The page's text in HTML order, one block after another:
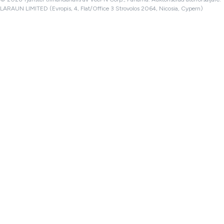
LARAUN LIMITED (Evropis, 4, Flat/Office 3 Strovolos 2064, Nicosia, Cypern)